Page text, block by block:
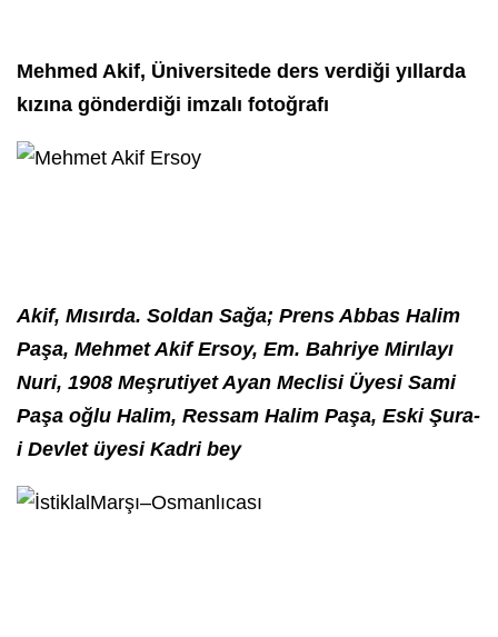
Mehmed Akif, Üniversitede ders verdiği yıllarda
kızına gönderdiği imzalı fotoğrafı
Akif, Mısırda. Soldan Sağa; Prens Abbas Halim
Paşa, Mehmet Akif Ersoy, Em. Bahriye Mirılayı
Nuri, 1908 Meşrutiyet Ayan Meclisi Üyesi Sami
Paşa oğlu Halim, Ressam Halim Paşa, Eski Şura-
i Devlet üyesi Kadri bey